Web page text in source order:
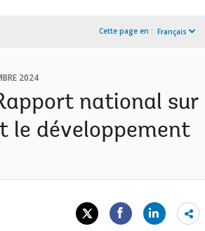
Cette page en : Français
2024
national sur
le développement